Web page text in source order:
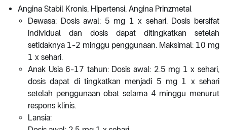
Angina Stabil Kronis, Hipertensi, Angina Prinzmetal
Dewasa: Dosis awal: 5 mg 1 x sehari. Dosis bersifat
individual dan dosis dapat ditingkatkan setelah
setidaknya 1-2 minggu penggunaan. Maksimal: 10 mg
1 x sehari.
Anak Usia 6-17 tahun: Dosis awal: 2.5 mg 1 x sehari,
dosis dapat di tingkatkan menjadi 5 mg 1 x sehari
setelah penggunaan obat selama 4 minggu menurut
respons klinis.
Lansia: